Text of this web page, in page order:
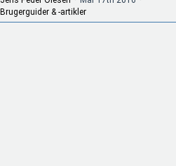
Brugerguider & -artikler